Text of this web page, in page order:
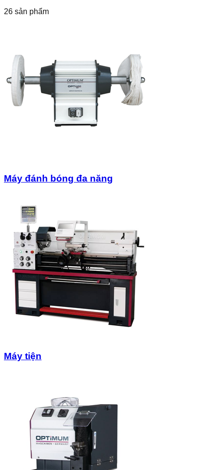
26 sản phẩm
Máy đánh bóng đa năng
Máy tiện